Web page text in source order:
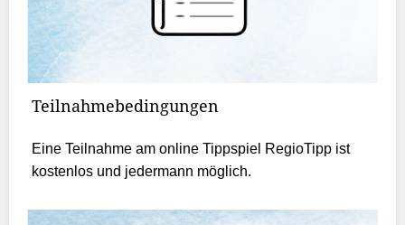
Teilnahmebedingungen
Eine Teilnahme am online Tippspiel RegioTipp ist
kostenlos und jedermann möglich.